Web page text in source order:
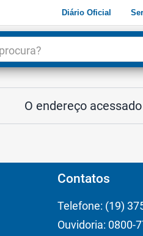
Diário Oficial
O endereço
Contatos
Telefone: (19)
Ouvidoria: 0800-